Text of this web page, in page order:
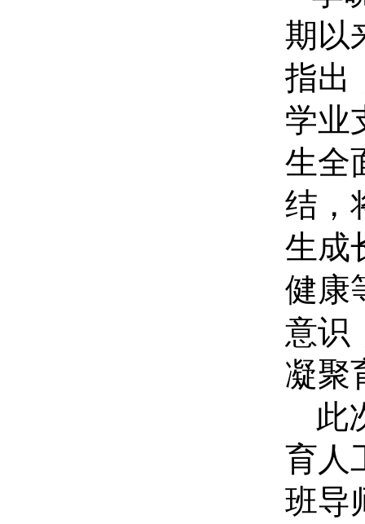
期以
指出
学业
生全
结，
生成
健康
意识
凝聚
此
育人
班导